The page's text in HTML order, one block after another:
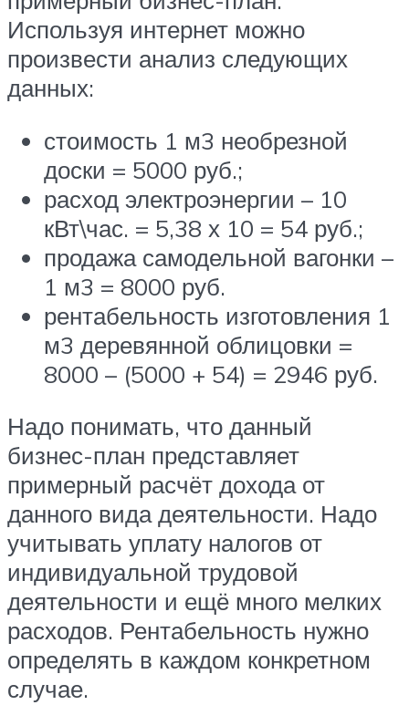
Используя интернет можно
произвести анализ следующих
данных:
стоимость 1 м3 необрезной
доски = 5000 руб.;
расход электроэнергии – 10
кВт\час. = 5,38 х 10 = 54 руб.;
продажа самодельной вагонки –
1 м3 = 8000 руб.
рентабельность изготовления 1
м3 деревянной облицовки =
8000 – (5000 + 54) = 2946 руб.
Надо понимать, что данный
бизнес-план представляет
примерный расчёт дохода от
данного вида деятельности. Надо
учитывать уплату налогов от
индивидуальной трудовой
деятельности и ещё много мелких
расходов. Рентабельность нужно
определять в каждом конкретном
случае.